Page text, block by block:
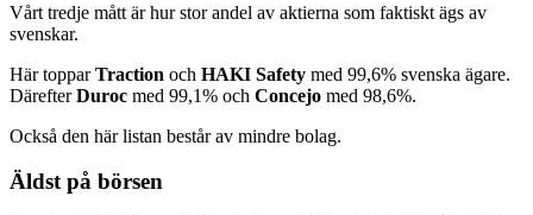
Vårt tredje mått är hur stor andel av aktierna som faktiskt ägs av
svenskar.
Här topparTraction och HAKI Safety med 99,6% svenska ägare.
DärefterDuroc med 99,1% och Concejo med 98,6%.
Också den här listan består av mindre bolag.
Äldst på börsen